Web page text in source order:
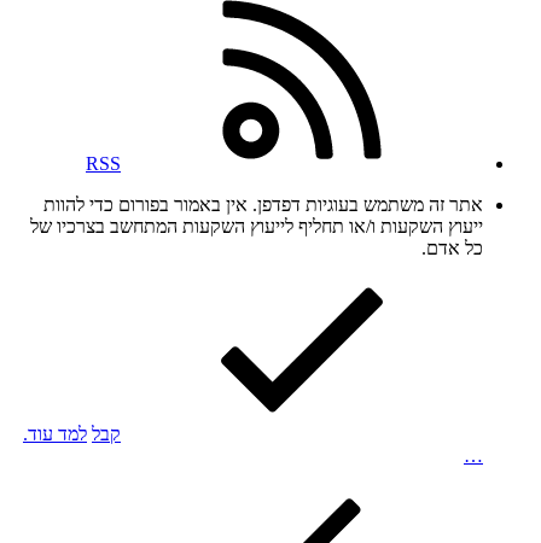
RSS
אתר זה משתמש בעוגיות דפדפן. אין באמור בפורום כדי להוות
ייעוץ השקעות ו/או תחליף לייעוץ השקעות המתחשב בצרכיו של
כל אדם.
קבל למד עוד.
…